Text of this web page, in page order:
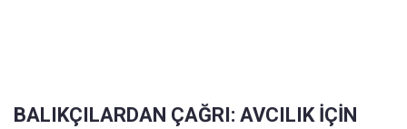
BALIKÇILARDAN ÇAĞRI: AVCILIK İÇİN